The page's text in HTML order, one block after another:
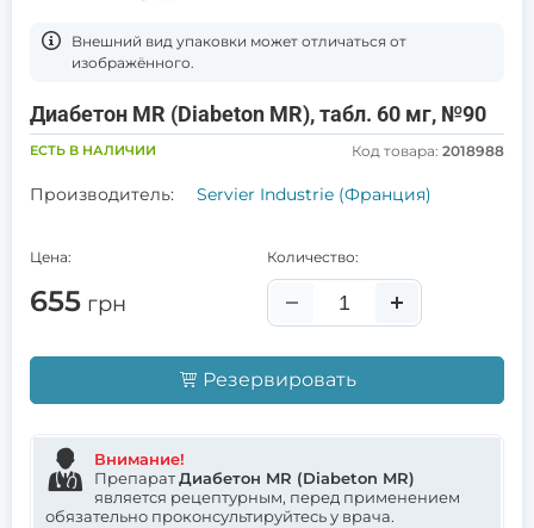
Bнешний вид упаковки может отличаться от
изображённого.
Диабетон MR (Diabeton MR), табл. 60 мг, №90
ЕСТЬ В НАЛИЧИИ Код товара: 2018988
Производитель: Servier Industrie (Франция)
Цена:
655 грн
Количество:
Резервировать
Внимание!
ПрепаратДиабетон MR (Diabeton MR)
является рецептурным, перед применением
обязательно проконсультируйтесь у врача.